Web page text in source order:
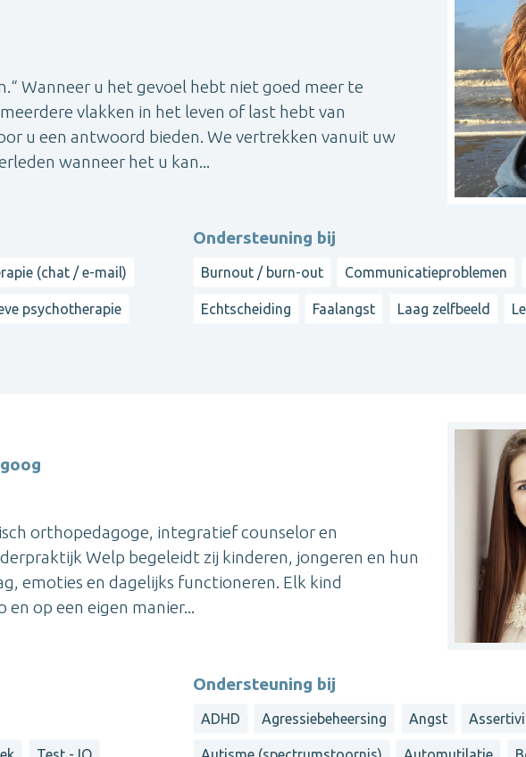
Wanneer u het gevoel hebt niet goed meer te
vlakken in het leven of last hebt van
u een antwoord bieden. We vertrekken vanuit uw
wanneer het u kan...
(chat / e-mail)
psychotherapie
Ondersteuning bij
Burnout / burn-out Communicatieproblemen
Echtscheiding Faalangst Laag zelfbeeld
orthopedagoge, integratief counselor en
Welp begeleidt zij kinderen, jongeren en hun
emoties en dagelijks functioneren. Elk kind
op een eigen manier...
Ondersteuning bij
ADHD Agressiebeheersing Angst